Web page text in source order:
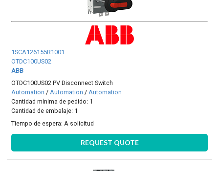
1SCA126155R1001
OTDC100US02
ABB
OTDC100US02 PV Disconnect Switch
Automation /Automation /Automation
Cantidad mínima de pedido: 1
Cantidad de embalaje: 1
Tiempo de espera: A solicitud
REQUEST QUOTE